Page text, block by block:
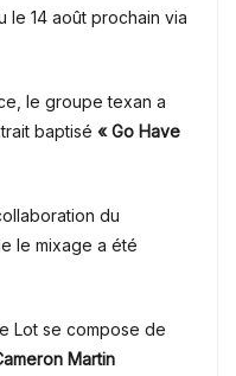
le 14 août prochain via
le groupe texan a
baptisé « Go Have
du
le mixage a été
Lot se compose de
Martin